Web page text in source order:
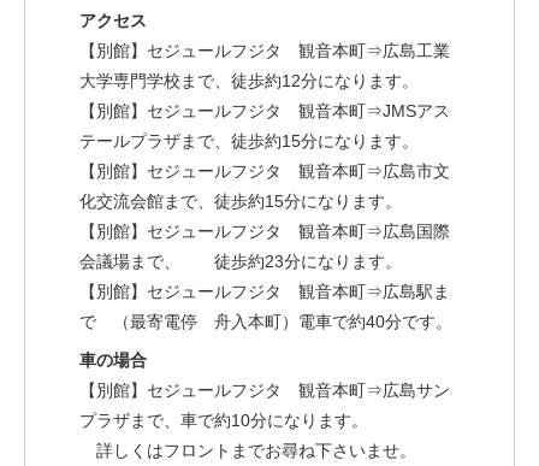
アクセス
【別館】セジュールフジタ 観音本町⇒広島工業
大学専門学校まで、徒歩約12分になります。
【別館】セジュールフジタ 観音本町⇒JMSアス
テールプラザまで、徒歩約15分になります。
【別館】セジュールフジタ 観音本町⇒広島市文
化交流会館まで、徒歩約15分になります。
【別館】セジュールフジタ 観音本町⇒広島国際
会議場まで、 徒歩約23分になります。
【別館】セジュールフジタ 観音本町⇒広島駅ま
で （最寄電停 舟入本町）電車で約40分です。
車の場合
【別館】セジュールフジタ 観音本町⇒広島サン
プラザまで、車で約10分になります。
詳しくはフロントまでお尋ね下さいませ。